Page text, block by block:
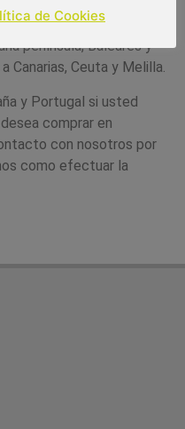
la agencia de transporte.
península, Baleares y
Canarias, Ceuta y Melilla.
y Portugal si usted
comprar en
con nosotros por
como efectuar la
de Cookies